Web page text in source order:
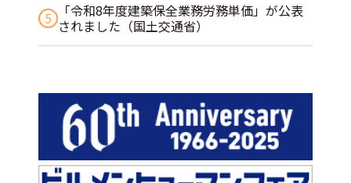
5
「令和8年度建築保全業務労務単価」が公表
されました（国土交通省）